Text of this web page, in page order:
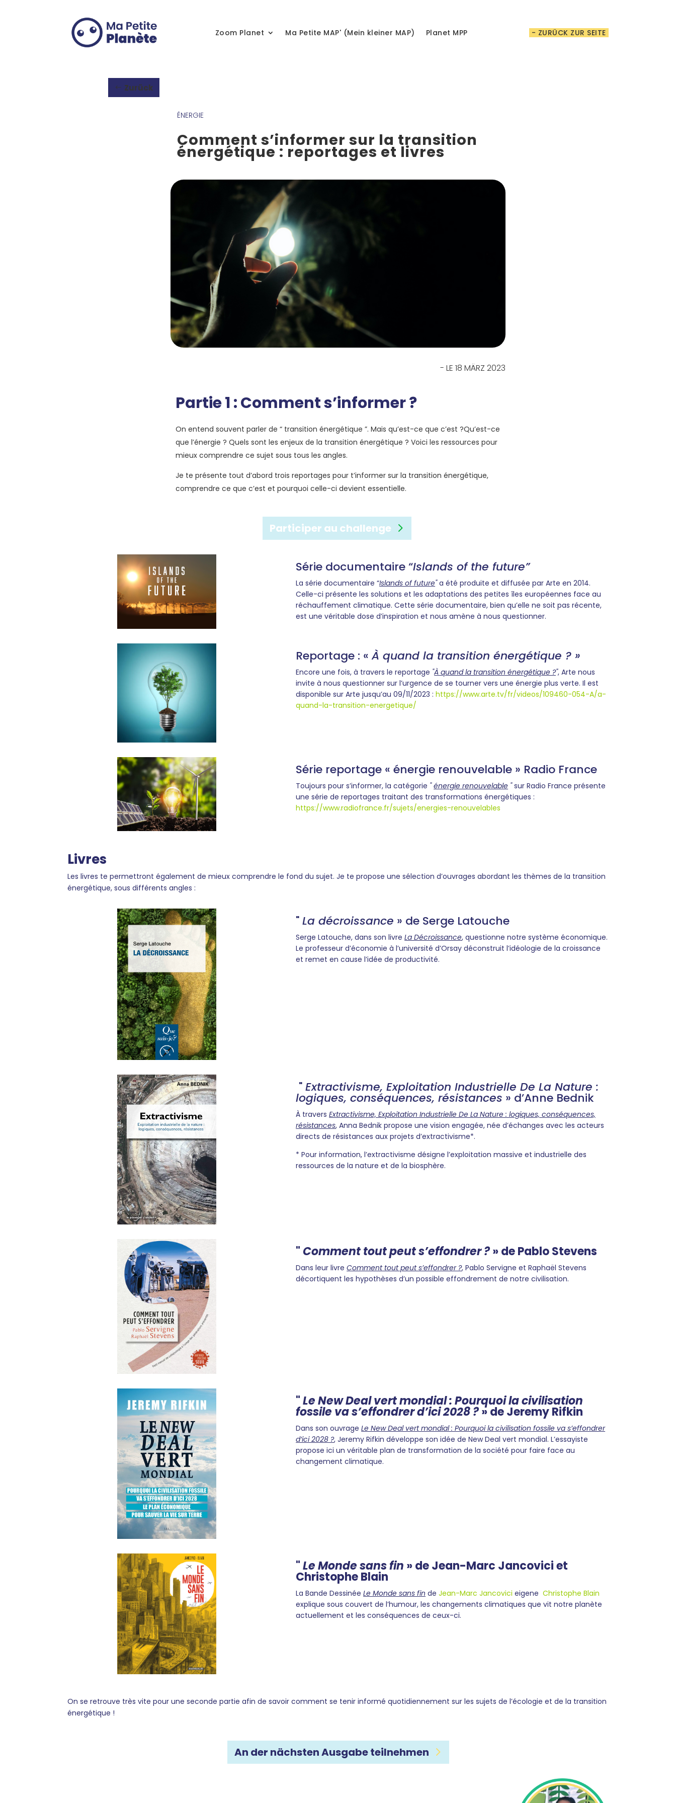
Zoom Planet Ma Petite MAP' (Mein kleiner MAP) Planet MPP - ZURÜCK ZUR SEITE
Zurück
ÉNERGIE
Comment s’informer sur la transition
énergétique : reportages et livres
- LE 18 MÄRZ 2023
Partie 1 : Comment s’informer ?
On entend souvent parler de “ transition énergétique ”. Mais qu’est-ce que c’est ?Qu’est-ce
que l’énergie ? Quels sont les enjeux de la transition énergétique ? Voici les ressources pour
mieux comprendre ce sujet sous tous les angles.
Je te présente tout d’abord trois reportages pour t’informer sur la transition énergétique,
comprendre ce que c’est et pourquoi celle-ci devient essentielle.
Participer au challenge
Série documentaire “Islands of the future”
La série documentaire “Islands of future"a été produite et diffusée par Arte en 2014.
Celle-ci présente les solutions et les adaptations des petites îles européennes face au
réchauffement climatique. Cette série documentaire, bien qu’elle ne soit pas récente,
est une véritable dose d’inspiration et nous amène à nous questionner.
Reportage : «À quand la transition énergétique ? »
Encore une fois, à travers le reportage "À quand la transition énergétique ?", Arte nous
invite à nous questionner sur l’urgence de se tourner vers une énergie plus verte. Il est
disponible sur Arte jusqu’au 09/11/2023 :https://www.arte.tv/fr/videos/109460-054-A/a-
quand-la-transition-energetique/
Série reportage « énergie renouvelable » Radio France
Toujours pour s’informer, la catégorie "énergie renouvelable "sur Radio France présente
une série de reportages traitant des transformations énergétiques :
https://www.radiofrance.fr/sujets/energies-renouvelables
Livres
Les livres te permettront également de mieux comprendre le fond du sujet. Je te propose une sélection d’ouvrages abordant les thèmes de la transition
énergétique, sous différents angles :
"La décroissance » de Serge Latouche
Serge Latouche, dans son livreLa Décroissance, questionne notre système économique.
Le professeur d’économie à l’université d’Orsay déconstruit l’idéologie de la croissance
et remet en cause l’idée de productivité.
"Extractivisme, Exploitation Industrielle De La Nature :
logiques, conséquences, résistances » d’Anne Bednik
À traversExtractivisme, Exploitation Industrielle De La Nature : logiques, conséquences,
résistances, Anna Bednik propose une vision engagée, née d’échanges avec les acteurs
directs de résistances aux projets d’extractivisme*.
* Pour information, l’extractivisme désigne l’exploitation massive et industrielle des
ressources de la nature et de la biosphère.
"Comment tout peut s’effondrer ?» de Pablo Stevens
Dans leur livreComment tout peut s’effondrer ?, Pablo Servigne et Raphaël Stevens
décortiquent les hypothèses d’un possible effondrement de notre civilisation.
"Le New Deal vert mondial : Pourquoi la civilisation
fossile va s’effondrer d’ici 2028 ?» de Jeremy Rifkin
Dans son ouvrageLe New Deal vert mondial : Pourquoi la civilisation fossile va s’effondrer
d’ici 2028 ?, Jeremy Rifkin développe son idée de New Deal vert mondial. L’essayiste
propose ici un véritable plan de transformation de la société pour faire face au
changement climatique.
"Le Monde sans fin » de Jean-Marc Jancovici et
Christophe Blain
La Bande DessinéeLe Monde sans fin deJean-Marc Jancovici eigeneChristophe Blain
explique sous couvert de l’humour, les changements climatiques que vit notre planète
actuellement et les conséquences de ceux-ci.
On se retrouve très vite pour une seconde partie afin de savoir comment se tenir informé quotidiennement sur les sujets de l’écologie et de la transition
énergétique !
An der nächsten Ausgabe teilnehmen